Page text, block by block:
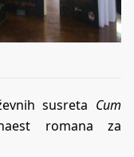
susreta Cum
romana za